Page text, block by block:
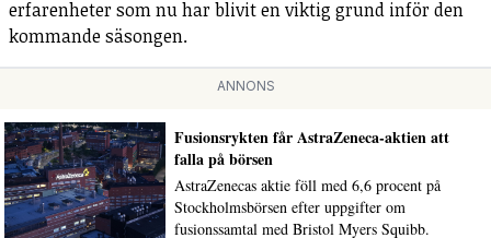
erfarenheter som nu har blivit en viktig grund inför den
kommande säsongen.
ANNONS
Fusionsrykten får AstraZeneca-aktien att
falla på börsen
AstraZenecas aktie föll med 6,6 procent på
Stockholmsbörsen efter uppgifter om
fusionssamtal med Bristol Myers Squibb.